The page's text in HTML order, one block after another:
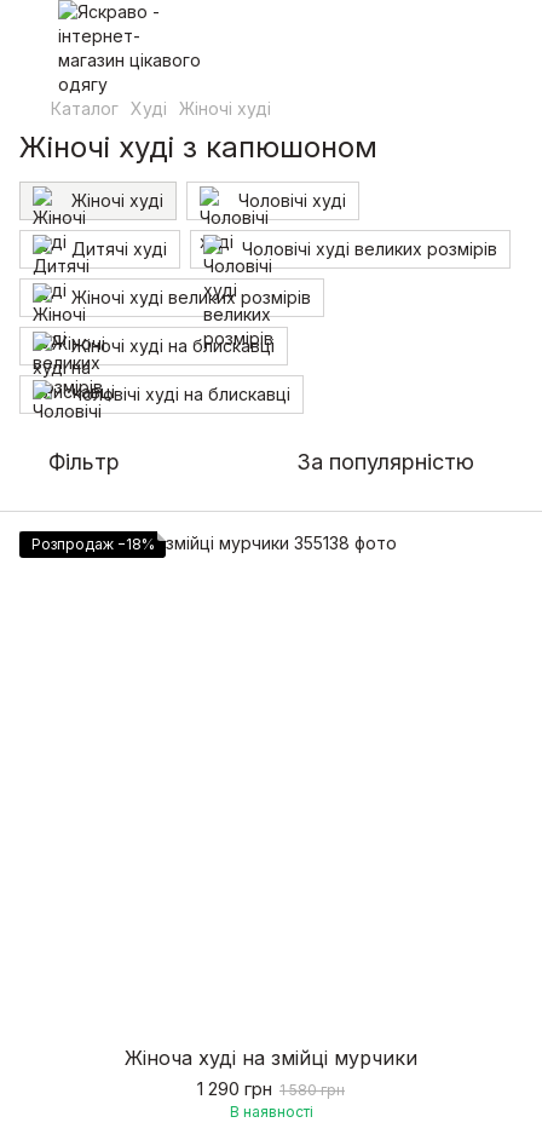
Каталог Худі Жіночі худі
Жіночі худі з капюшоном
Жіночі худі Чоловічі худі
Дитячі худі Чоловічі худі великих розмірів
Жіночі худі великих розмірів
Жіночі худі на блискавці
Чоловічі худі на блискавці
Фільтр За популярністю
Розпродаж −18%
Жіноча худі на змійці мурчики
1 290 грн 1 580 грн
В наявності